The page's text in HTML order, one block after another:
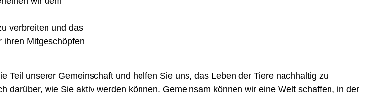
verbreiten und das
ihren Mitgeschöpfen
Teil unserer Gemeinschaft und helfen Sie uns, das Leben der Tiere nachhaltig zu
darüber, wie Sie aktiv werden können. Gemeinsam können wir eine Welt schaffen, in der